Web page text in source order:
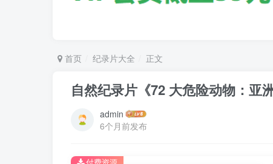
首页 纪录片大全 正文
自然纪录片《72 大危险动物：
admin
6个月前发布